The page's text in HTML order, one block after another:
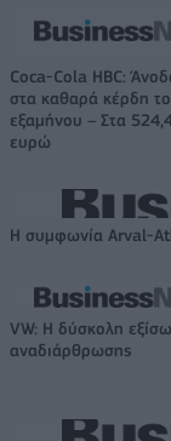
Coca-Cola HBC:
στα καθαρά κέρδη
εξαμήνου – Στα
ευρώ
Η συμφωνία Arval-
VW: Η δύσκολη
αναδιάρθρωσης